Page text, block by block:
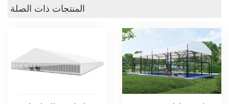
المنتجات ذات الصلة